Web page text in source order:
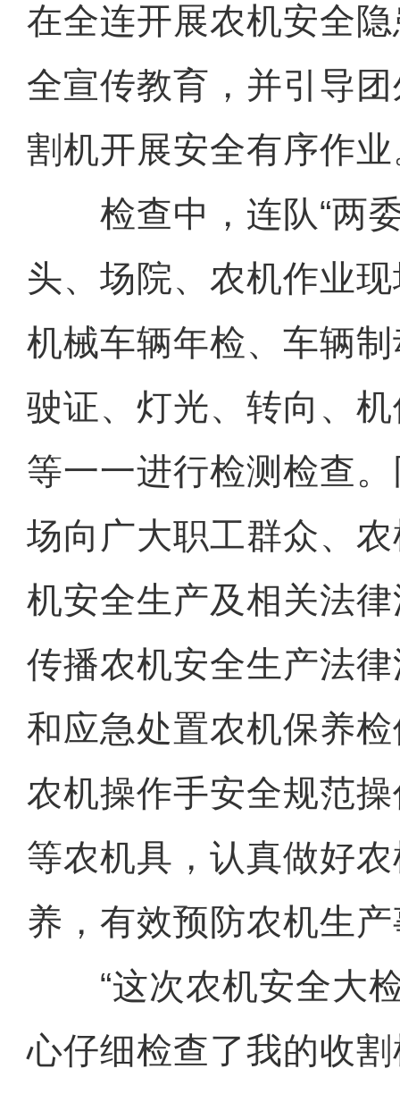
在全连开展农机安全
全宣传教育，并引导
割机开展安全有序作
检查中，连队“两委
头、场院、农机作业
机械车辆年检、车辆
驶证、灯光、转向、
等一一进行检测检查
场向广大职工群众、
机安全生产及相关法
传播农机安全生产法
和应急处置农机保养
农机操作手安全规范
等农机具，认真做好
养，有效预防农机生
“这次农机安全大检
心仔细检查了我的收